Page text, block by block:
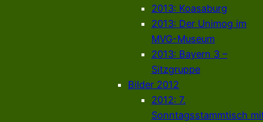
2013: Koasaburg
2013: Der Unimog im
MVG-Museum
2013: Bayern 3 –
Sitzgruppe
Bilder 2012
2012: 7.
Sonntagsstammtisch